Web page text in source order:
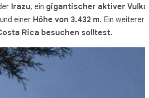
Irazu, ein gigantischer aktiver
einer Höhe von 3.432 m. Ein weiterer
Rica besuchen solltest.